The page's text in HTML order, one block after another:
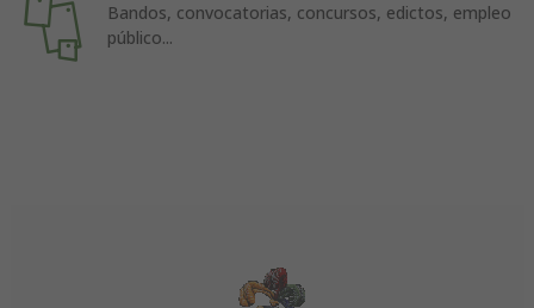
Bandos, convocatorias, concursos, edictos, empleo
público...